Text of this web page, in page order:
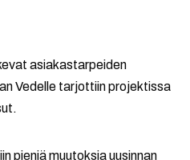
asiakastarpeiden
Vedelle tarjottiin projektissa
pieniä muutoksia uusinnan